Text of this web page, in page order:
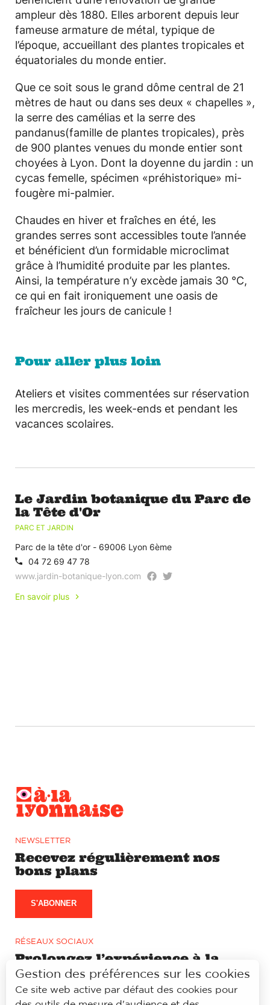
ampleur dès 1880. Elles arborent depuis leur
fameuse armature de métal, typique de
l’époque, accueillant des plantes tropicales et
équatoriales du monde entier.
Que ce soit sous le grand dôme central de 21
mètres de haut ou dans ses deux « chapelles »,
la serre des camélias et la serre des
pandanus(famille de plantes tropicales), près
de 900 plantes venues du monde entier sont
choyées à Lyon. Dont la doyenne du jardin : un
cycas femelle, spécimen «préhistorique» mi-
fougère mi-palmier.
Chaudes en hiver et fraîches en été, les
grandes serres sont accessibles toute l’année
et bénéficient d’un formidable microclimat
grâce à l’humidité produite par les plantes.
Ainsi, la température n’y excède jamais 30 °C,
ce qui en fait ironiquement une oasis de
fraîcheur les jours de canicule !
Pour aller plus loin
Ateliers et visites commentées sur réservation
les mercredis, les week-ends et pendant les
vacances scolaires.
Le Jardin botanique du Parc de
la Tête d'Or
PARC ET JARDIN
Parc de la tête d'or - 69006 Lyon 6ème
04 72 69 47 78
www.jardin-botanique-lyon.com
En savoir plus
NEWSLETTER
Recevez régulièrement nos
bons plans
S'ABONNER
RÉSEAUX SOCIAUX
Prolongez l’expérience à la
lyonnaise sur notre page
Facebook et Instagram
Gestion des préférences sur les cookies
Ce site web active par défaut des cookies pour